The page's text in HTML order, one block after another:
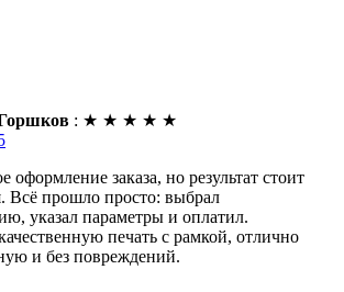
: ★ ★ ★ ★ ★
оформление заказа, но результат стоит
Всё прошло просто: выбрал
указал параметры и оплатил.
печать с рамкой, отлично
и без повреждений.